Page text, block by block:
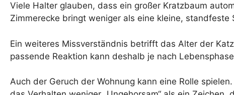
Viele Halter glauben, dass ein großer Kratzbaum
Zimmerecke bringt weniger als eine kleine, standfeste
Ein weiteres Missverständnis betrifft das Alter der
passende Reaktion kann deshalb je nach
Auch der Geruch der Wohnung kann eine Rolle